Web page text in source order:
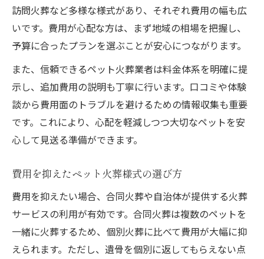
訪問火葬など多様な様式があり、それぞれ費用の幅も広
いです。費用が心配な方は、まず地域の相場を把握し、
予算に合ったプランを選ぶことが安心につながります。
また、信頼できるペット火葬業者は料金体系を明確に提
示し、追加費用の説明も丁寧に行います。口コミや体験
談から費用面のトラブルを避けるための情報収集も重要
です。これにより、心配を軽減しつつ大切なペットを安
心して見送る準備ができます。
費用を抑えたペット火葬様式の選び方
費用を抑えたい場合、合同火葬や自治体が提供する火葬
サービスの利用が有効です。合同火葬は複数のペットを
一緒に火葬するため、個別火葬に比べて費用が大幅に抑
えられます。ただし、遺骨を個別に返してもらえない点